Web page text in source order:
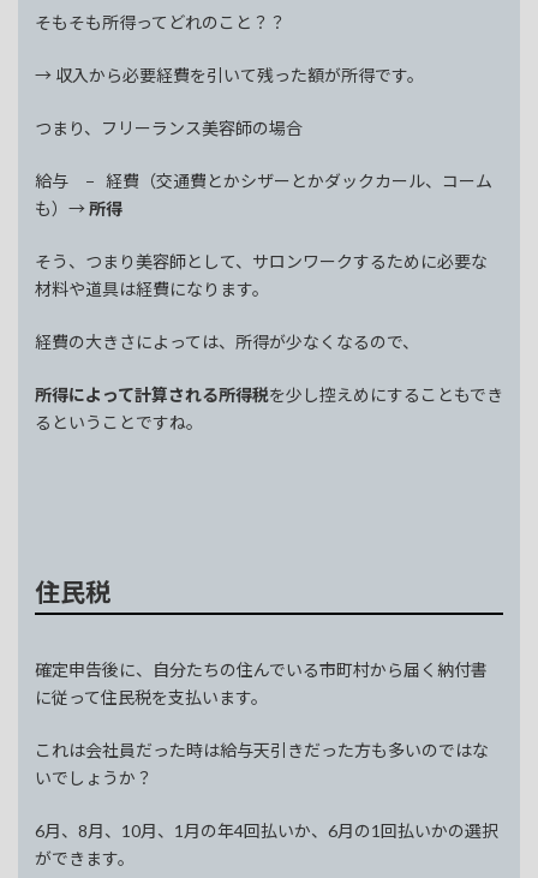
そもそも所得ってどれのこと？？
→ 収入から必要経費を引いて残った額が所得です。
つまり、フリーランス美容師の場合
給与 − 経費（交通費とかシザーとかダックカール、コーム
も）→所得
そう、つまり美容師として、サロンワークするために必要な
材料や道具は経費になります。
経費の大きさによっては、所得が少なくなるので、
所得によって計算される所得税を少し控えめにすることもでき
るということですね。
住民税
確定申告後に、自分たちの住んでいる市町村から届く納付書
に従って住民税を支払います。
これは会社員だった時は給与天引きだった方も多いのではな
いでしょうか？
6月、8月、10月、1月の年4回払いか、6月の1回払いかの選択
ができます。